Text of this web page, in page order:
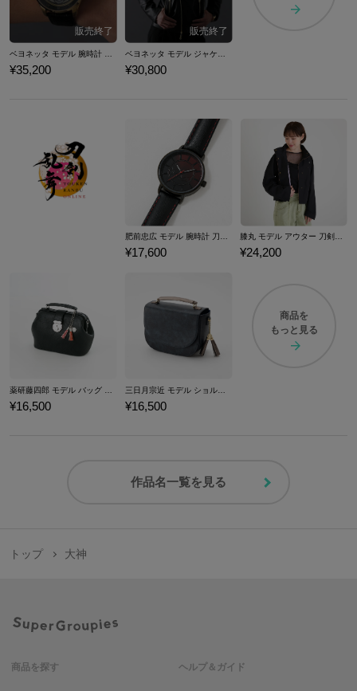
¥35,200 ¥30,800
肥前忠広 モデル 腕時計 刀剣乱舞ONLINE
¥17,600
膝丸 モデル アウター 刀剣乱舞ONLINE
¥24,200
¥16,500
三日月宗近 モデル ショルダーバッグ 刀剣乱舞ONLINE
¥16,500
商品を
もっと見る
作品名一覧を見る
トップ 大神
商品を探す ヘルプ＆ガイド